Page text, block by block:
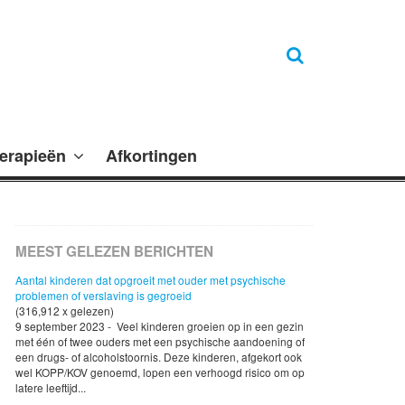
Afkortingen
MEEST GELEZEN BERICHTEN
Aantal kinderen dat opgroeit met ouder met psychische
problemen of verslaving is gegroeid
(316,912 x gelezen)
9 september 2023 - Veel kinderen groeien op in een gezin
met één of twee ouders met een psychische aandoening of
een drugs- of alcoholstoornis. Deze kinderen, afgekort ook
wel KOPP/KOV genoemd, lopen een verhoogd risico om op
latere leeftijd...